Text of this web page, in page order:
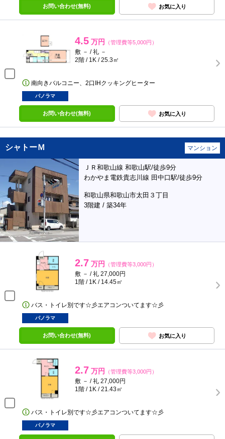
お問い合わせ(無料) お気に入り
4.5 万円 （管理費等5,000円）
敷 － / 礼 －
2階 / 1K / 25.3㎡
南向きバルコニー、2口IHクッキングヒーター
パノラマ
お問い合わせ(無料) お気に入り
シャトーＭ マンション
ＪＲ和歌山線 和歌山駅/徒歩9分
わかやま電鉄貴志川線 田中口駅/徒歩9分
和歌山県和歌山市太田３丁目
3階建 / 築34年
2.7 万円 （管理費等3,000円）
敷 － / 礼 27,000円
1階 / 1K / 14.45㎡
バス・トイレ別です☆彡エアコンついてます☆彡
パノラマ
お問い合わせ(無料) お気に入り
2.7 万円 （管理費等3,000円）
敷 － / 礼 27,000円
1階 / 1K / 21.43㎡
バス・トイレ別です☆彡エアコンついてます☆彡
パノラマ